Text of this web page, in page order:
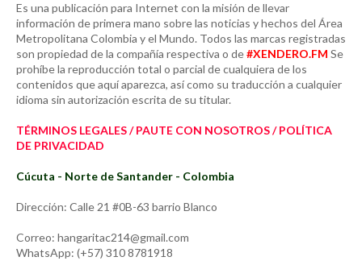
Es una publicación para Internet con la misión de llevar
información de primera mano sobre las noticias y hechos del Área
Metropolitana Colombia y el Mundo. Todos las marcas registradas
son propiedad de la compañía respectiva o de#XENDERO.FM Se
prohíbe la reproducción total o parcial de cualquiera de los
contenidos que aquí aparezca, así como su traducción a cualquier
idioma sin autorización escrita de su titular.
TÉRMINOS LEGALES / PAUTE CON NOSOTROS / POLÍTICA
DE PRIVACIDAD
Cúcuta - Norte de Santander - Colombia
Dirección: Calle 21 #0B-63 barrio Blanco
Correo: hangaritac214@gmail.com
WhatsApp: (+57) 310 8781918